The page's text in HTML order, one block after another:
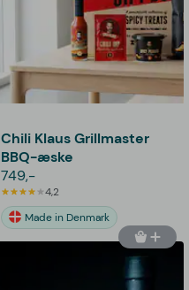
Chili Klaus Grillmaster
BBQ-æske
749,-
4,2
Made in Denmark